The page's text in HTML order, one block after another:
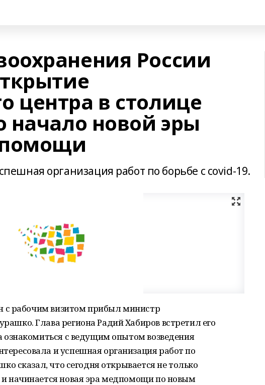
России
центра в столице
начало новой эры
организация работ по борьбе с covid-19.
с рабочим визитом прибыл министр
Глава региона Радий Хабиров встретил его
ознакомиться с ведущим опытом возведения
и успешная организация работ по
сказал, что сегодня открывается не только
начинается новая эра медпомощи по новым